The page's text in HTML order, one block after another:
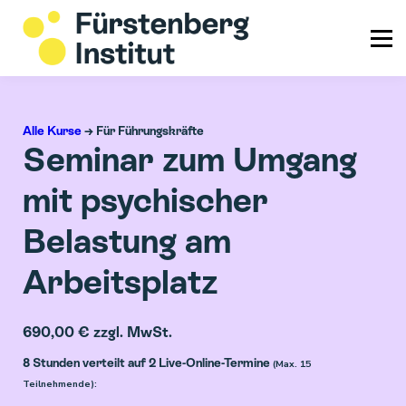
Info & Service
Alle Kurse→ Für Führungskräfte
Seminar zum Umgang
mit psychischer
Belastung am
Arbeitsplatz
690,00 € zzgl. MwSt.
8 Stunden verteilt auf 2 Live-Online-Termine (Max. 15
Teilnehmende):